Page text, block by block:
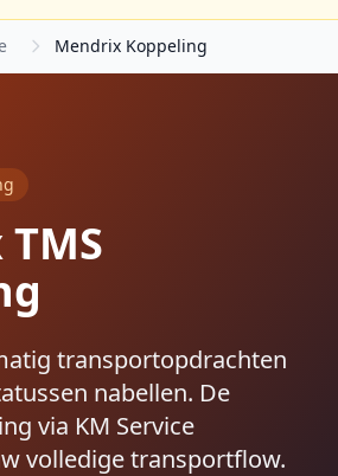
Mendrix Koppeling
transportopdrachten
nabellen. De
via KM Service
volledige transportflow.